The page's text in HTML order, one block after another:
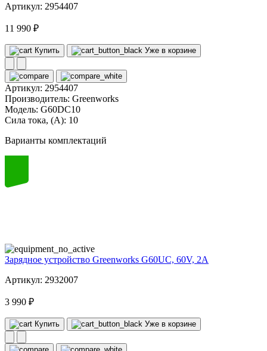
Артикул: 2954407
11 990 ₽
Купить Уже в корзине
Артикул: 2954407
Производитель: Greenworks
Модель: G60DC10
Сила тока, (А): 10
Варианты комплектаций
Зарядное устройство Greenworks G60UC, 60V, 2А
Артикул: 2932007
3 990 ₽
Купить Уже в корзине